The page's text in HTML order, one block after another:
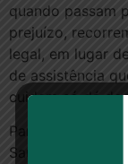
quando passam
prejuízo,
legal, em lugar
de assistência
cuidem só dá
Para o
Saúde